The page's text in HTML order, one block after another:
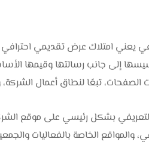
يعني امتلاك عرض تقديمي
إلى جانب رسالتها وقيمها
تبعًا لنطاق أعمال الشركة،
والمواقع الخاصة بالفعاليات